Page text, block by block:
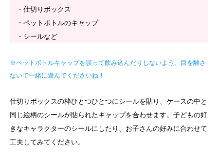
・仕切りボックス
・ペットボトルのキャップ
・シールなど
※ペットボトルキャップを誤って飲み込んだりしないよう、目を離さ
ないで一緒に遊んでくださいね！
仕切りボックスの枠ひとつひとつにシールを貼り、ケースの中と
同じ絵柄のシールが貼られたキャップを合わせます。子どもの好
きなキャラクターのシールにしたり、お子さんの好みに合わせて
工夫してみてください。